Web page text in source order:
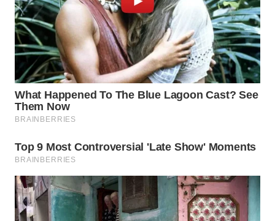
WAHANA
NEWS
WAHANA
TANI
WAHANA
ADVOKAT
WAHANA
WAHANA
KONSUMEN